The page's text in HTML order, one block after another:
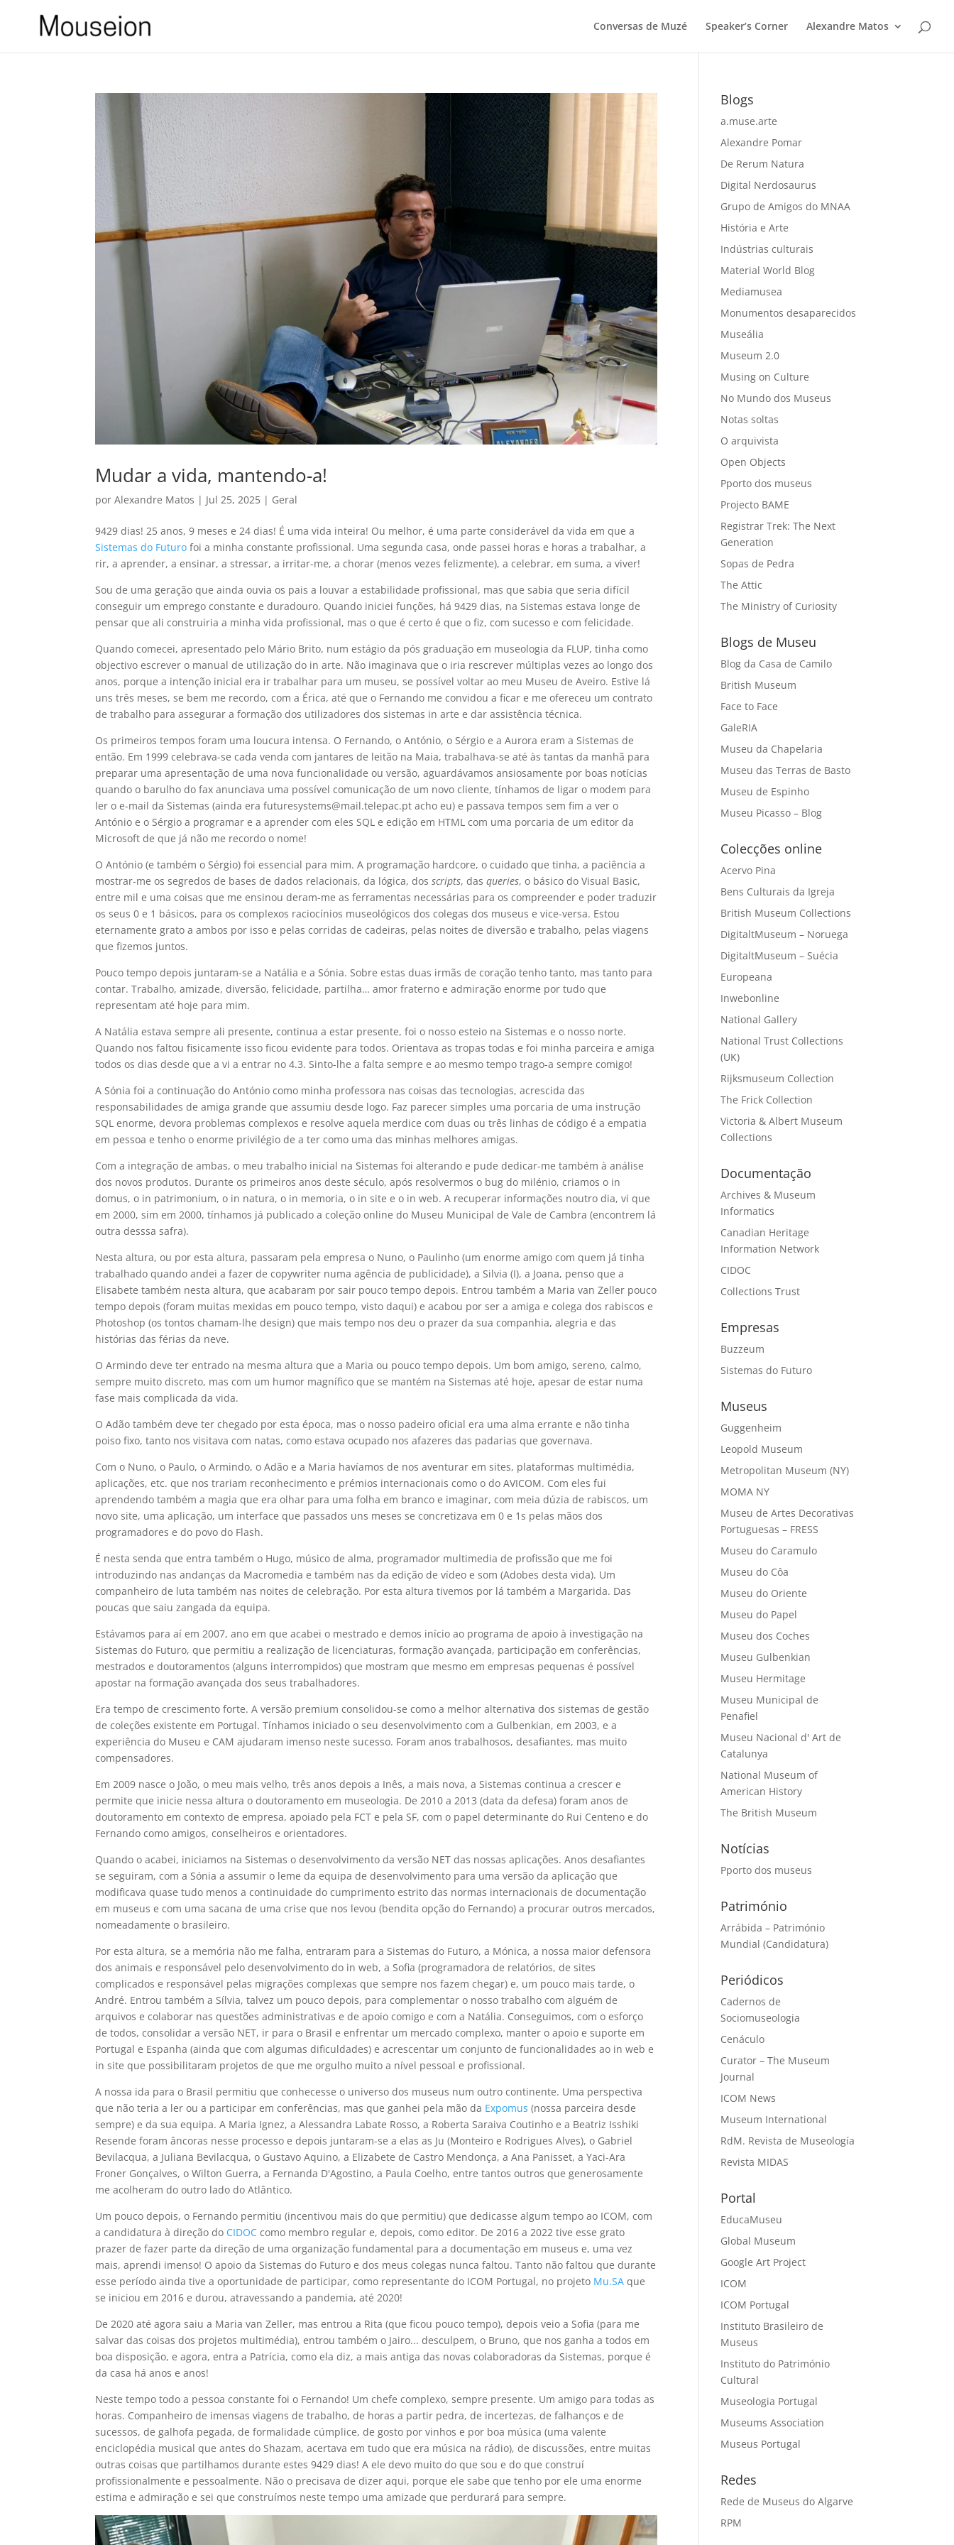
Conversas de Muzé Speaker’s Corner Alexandre Matos
Mudar a vida, mantendo-a!
porAlexandre Matos | Jul 25, 2025 | Geral
9429 dias! 25 anos, 9 meses e 24 dias! É uma vida inteira! Ou melhor, é uma parte considerável da vida em que a
Sistemas do Futuro foi a minha constante profissional. Uma segunda casa, onde passei horas e horas a trabalhar, a
rir, a aprender, a ensinar, a stressar, a irritar-me, a chorar (menos vezes felizmente), a celebrar, em suma, a viver!
Sou de uma geração que ainda ouvia os pais a louvar a estabilidade profissional, mas que sabia que seria difícil
conseguir um emprego constante e duradouro. Quando iniciei funções, há 9429 dias, na Sistemas estava longe de
pensar que ali construiria a minha vida profissional, mas o que é certo é que o fiz, com sucesso e com felicidade.
Quando comecei, apresentado pelo Mário Brito, num estágio da pós graduação em museologia da FLUP, tinha como
objectivo escrever o manual de utilização do in arte. Não imaginava que o iria rescrever múltiplas vezes ao longo dos
anos, porque a intenção inicial era ir trabalhar para um museu, se possível voltar ao meu Museu de Aveiro. Estive lá
uns três meses, se bem me recordo, com a Érica, até que o Fernando me convidou a ficar e me ofereceu um contrato
de trabalho para assegurar a formação dos utilizadores dos sistemas in arte e dar assistência técnica.
Os primeiros tempos foram uma loucura intensa. O Fernando, o António, o Sérgio e a Aurora eram a Sistemas de
então. Em 1999 celebrava-se cada venda com jantares de leitão na Maia, trabalhava-se até às tantas da manhã para
preparar uma apresentação de uma nova funcionalidade ou versão, aguardávamos ansiosamente por boas notícias
quando o barulho do fax anunciava uma possível comunicação de um novo cliente, tínhamos de ligar o modem para
ler o e-mail da Sistemas (ainda era futuresystems@mail.telepac.pt acho eu) e passava tempos sem fim a ver o
António e o Sérgio a programar e a aprender com eles SQL e edição em HTML com uma porcaria de um editor da
Microsoft de que já não me recordo o nome!
O António (e também o Sérgio) foi essencial para mim. A programação hardcore, o cuidado que tinha, a paciência a
mostrar-me os segredos de bases de dados relacionais, da lógica, dosscripts, dasqueries, o básico do Visual Basic,
entre mil e uma coisas que me ensinou deram-me as ferramentas necessárias para os compreender e poder traduzir
os seus 0 e 1 básicos, para os complexos raciocínios museológicos dos colegas dos museus e vice-versa. Estou
eternamente grato a ambos por isso e pelas corridas de cadeiras, pelas noites de diversão e trabalho, pelas viagens
que fizemos juntos.
Pouco tempo depois juntaram-se a Natália e a Sónia. Sobre estas duas irmãs de coração tenho tanto, mas tanto para
contar. Trabalho, amizade, diversão, felicidade, partilha… amor fraterno e admiração enorme por tudo que
representam até hoje para mim.
A Natália estava sempre ali presente, continua a estar presente, foi o nosso esteio na Sistemas e o nosso norte.
Quando nos faltou fisicamente isso ficou evidente para todos. Orientava as tropas todas e foi minha parceira e amiga
todos os dias desde que a vi a entrar no 4.3. Sinto-lhe a falta sempre e ao mesmo tempo trago-a sempre comigo!
A Sónia foi a continuação do António como minha professora nas coisas das tecnologias, acrescida das
responsabilidades de amiga grande que assumiu desde logo. Faz parecer simples uma porcaria de uma instrução
SQL enorme, devora problemas complexos e resolve aquela merdice com duas ou três linhas de código é a empatia
em pessoa e tenho o enorme privilégio de a ter como uma das minhas melhores amigas.
Com a integração de ambas, o meu trabalho inicial na Sistemas foi alterando e pude dedicar-me também à análise
dos novos produtos. Durante os primeiros anos deste século, após resolvermos o bug do milénio, criamos o in
domus, o in patrimonium, o in natura, o in memoria, o in site e o in web. A recuperar informações noutro dia, vi que
em 2000, sim em 2000, tínhamos já publicado a coleção online do Museu Municipal de Vale de Cambra (encontrem lá
outra desssa safra).
Nesta altura, ou por esta altura, passaram pela empresa o Nuno, o Paulinho (um enorme amigo com quem já tinha
trabalhado quando andei a fazer de copywriter numa agência de publicidade), a Silvia (I), a Joana, penso que a
Elisabete também nesta altura, que acabaram por sair pouco tempo depois. Entrou também a Maria van Zeller pouco
tempo depois (foram muitas mexidas em pouco tempo, visto daqui) e acabou por ser a amiga e colega dos rabiscos e
Photoshop (os tontos chamam-lhe design) que mais tempo nos deu o prazer da sua companhia, alegria e das
histórias das férias da neve.
O Armindo deve ter entrado na mesma altura que a Maria ou pouco tempo depois. Um bom amigo, sereno, calmo,
sempre muito discreto, mas com um humor magnífico que se mantém na Sistemas até hoje, apesar de estar numa
fase mais complicada da vida.
O Adão também deve ter chegado por esta época, mas o nosso padeiro oficial era uma alma errante e não tinha
poiso fixo, tanto nos visitava com natas, como estava ocupado nos afazeres das padarias que governava.
Com o Nuno, o Paulo, o Armindo, o Adão e a Maria havíamos de nos aventurar em sites, plataformas multimédia,
aplicações, etc. que nos trariam reconhecimento e prémios internacionais como o do AVICOM. Com eles fui
aprendendo também a magia que era olhar para uma folha em branco e imaginar, com meia dúzia de rabiscos, um
novo site, uma aplicação, um interface que passados uns meses se concretizava em 0 e 1s pelas mãos dos
programadores e do povo do Flash.
É nesta senda que entra também o Hugo, músico de alma, programador multimedia de profissão que me foi
introduzindo nas andanças da Macromedia e também nas da edição de vídeo e som (Adobes desta vida). Um
companheiro de luta também nas noites de celebração. Por esta altura tivemos por lá também a Margarida. Das
poucas que saiu zangada da equipa.
Estávamos para aí em 2007, ano em que acabei o mestrado e demos início ao programa de apoio à investigação na
Sistemas do Futuro, que permitiu a realização de licenciaturas, formação avançada, participação em conferências,
mestrados e doutoramentos (alguns interrompidos) que mostram que mesmo em empresas pequenas é possível
apostar na formação avançada dos seus trabalhadores.
Era tempo de crescimento forte. A versão premium consolidou-se como a melhor alternativa dos sistemas de gestão
de coleções existente em Portugal. Tínhamos iniciado o seu desenvolvimento com a Gulbenkian, em 2003, e a
experiência do Museu e CAM ajudaram imenso neste sucesso. Foram anos trabalhosos, desafiantes, mas muito
compensadores.
Em 2009 nasce o João, o meu mais velho, três anos depois a Inês, a mais nova, a Sistemas continua a crescer e
permite que inicie nessa altura o doutoramento em museologia. De 2010 a 2013 (data da defesa) foram anos de
doutoramento em contexto de empresa, apoiado pela FCT e pela SF, com o papel determinante do Rui Centeno e do
Fernando como amigos, conselheiros e orientadores.
Quando o acabei, iniciamos na Sistemas o desenvolvimento da versão NET das nossas aplicações. Anos desafiantes
se seguiram, com a Sónia a assumir o leme da equipa de desenvolvimento para uma versão da aplicação que
modificava quase tudo menos a continuidade do cumprimento estrito das normas internacionais de documentação
em museus e com uma sacana de uma crise que nos levou (bendita opção do Fernando) a procurar outros mercados,
nomeadamente o brasileiro.
Por esta altura, se a memória não me falha, entraram para a Sistemas do Futuro, a Mónica, a nossa maior defensora
dos animais e responsável pelo desenvolvimento do in web, a Sofia (programadora de relatórios, de sites
complicados e responsável pelas migrações complexas que sempre nos fazem chegar) e, um pouco mais tarde, o
André. Entrou também a Sílvia, talvez um pouco depois, para complementar o nosso trabalho com alguém de
arquivos e colaborar nas questões administrativas e de apoio comigo e com a Natália. Conseguimos, com o esforço
de todos, consolidar a versão NET, ir para o Brasil e enfrentar um mercado complexo, manter o apoio e suporte em
Portugal e Espanha (ainda que com algumas dificuldades) e acrescentar um conjunto de funcionalidades ao in web e
in site que possibilitaram projetos de que me orgulho muito a nível pessoal e profissional.
A nossa ida para o Brasil permitiu que conhecesse o universo dos museus num outro continente. Uma perspectiva
que não teria a ler ou a participar em conferências, mas que ganhei pela mão da Expomus (nossa parceira desde
sempre) e da sua equipa. A Maria Ignez, a Alessandra Labate Rosso, a Roberta Saraiva Coutinho e a Beatriz Isshiki
Resende foram âncoras nesse processo e depois juntaram-se a elas as Ju (Monteiro e Rodrigues Alves), o Gabriel
Bevilacqua, a Juliana Bevilacqua, o Gustavo Aquino, a Elizabete de Castro Mendonça, a Ana Panisset, a Yaci-Ara
Froner Gonçalves, o Wilton Guerra, a Fernanda D'Agostino, a Paula Coelho, entre tantos outros que generosamente
me acolheram do outro lado do Atlântico.
Um pouco depois, o Fernando permitiu (incentivou mais do que permitiu) que dedicasse algum tempo ao ICOM, com
a candidatura à direção do CIDOC como membro regular e, depois, como editor. De 2016 a 2022 tive esse grato
prazer de fazer parte da direção de uma organização fundamental para a documentação em museus e, uma vez
mais, aprendi imenso! O apoio da Sistemas do Futuro e dos meus colegas nunca faltou. Tanto não faltou que durante
esse período ainda tive a oportunidade de participar, como representante do ICOM Portugal, no projeto Mu.SA que
se iniciou em 2016 e durou, atravessando a pandemia, até 2020!
De 2020 até agora saiu a Maria van Zeller, mas entrou a Rita (que ficou pouco tempo), depois veio a Sofia (para me
salvar das coisas dos projetos multimédia), entrou também o Jairo... desculpem, o Bruno, que nos ganha a todos em
boa disposição, e agora, entra a Patrícia, como ela diz, a mais antiga das novas colaboradoras da Sistemas, porque é
da casa há anos e anos!
Neste tempo todo a pessoa constante foi o Fernando! Um chefe complexo, sempre presente. Um amigo para todas as
horas. Companheiro de imensas viagens de trabalho, de horas a partir pedra, de incertezas, de falhanços e de
sucessos, de galhofa pegada, de formalidade cúmplice, de gosto por vinhos e por boa música (uma valente
enciclopédia musical que antes do Shazam, acertava em tudo que era música na rádio), de discussões, entre muitas
outras coisas que partilhamos durante estes 9429 dias! A ele devo muito do que sou e do que construí
profissionalmente e pessoalmente. Não o precisava de dizer aqui, porque ele sabe que tenho por ele uma enorme
estima e admiração e sei que construímos neste tempo uma amizade que perdurará para sempre.
Blogs
a.muse.arte
Alexandre Pomar
De Rerum Natura
Digital Nerdosaurus
Grupo de Amigos do MNAA
História e Arte
Indústrias culturais
Material World Blog
Mediamusea
Monumentos desaparecidos
Museália
Museum 2.0
Musing on Culture
No Mundo dos Museus
Notas soltas
O arquivista
Open Objects
Pporto dos museus
Projecto BAME
Registrar Trek: The Next
Generation
Sopas de Pedra
The Attic
The Ministry of Curiosity
Blogs de Museu
Blog da Casa de Camilo
British Museum
Face to Face
GaleRIA
Museu da Chapelaria
Museu das Terras de Basto
Museu de Espinho
Museu Picasso – Blog
Colecções online
Acervo Pina
Bens Culturais da Igreja
British Museum Collections
DigitaltMuseum – Noruega
DigitaltMuseum – Suécia
Europeana
Inwebonline
National Gallery
National Trust Collections
(UK)
Rijksmuseum Collection
The Frick Collection
Victoria & Albert Museum
Collections
Documentação
Archives & Museum
Informatics
Canadian Heritage
Information Network
CIDOC
Collections Trust
Empresas
Buzzeum
Sistemas do Futuro
Museus
Guggenheim
Leopold Museum
Metropolitan Museum (NY)
MOMA NY
Museu de Artes Decorativas
Portuguesas – FRESS
Museu do Caramulo
Museu do Côa
Museu do Oriente
Museu do Papel
Museu dos Coches
Museu Gulbenkian
Museu Hermitage
Museu Municipal de
Penafiel
Museu Nacional d' Art de
Catalunya
National Museum of
American History
The British Museum
Notícias
Pporto dos museus
Património
Arrábida – Património
Mundial (Candidatura)
Periódicos
Cadernos de
Sociomuseologia
Cenáculo
Curator – The Museum
Journal
ICOM News
Museum International
RdM. Revista de Museología
Revista MIDAS
Portal
EducaMuseu
Global Museum
Google Art Project
ICOM
ICOM Portugal
Instituto Brasileiro de
Museus
Instituto do Património
Cultural
Museologia Portugal
Museums Association
Museus Portugal
Redes
Rede de Museus do Algarve
RPM